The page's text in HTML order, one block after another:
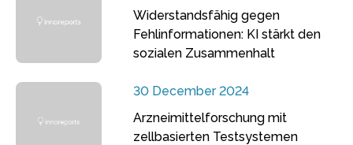
Widerstandsfähig gegen
Fehlinformationen: KI stärkt den
sozialen Zusammenhalt
30 December 2024
Arzneimittelforschung mit
zellbasierten Testsystemen